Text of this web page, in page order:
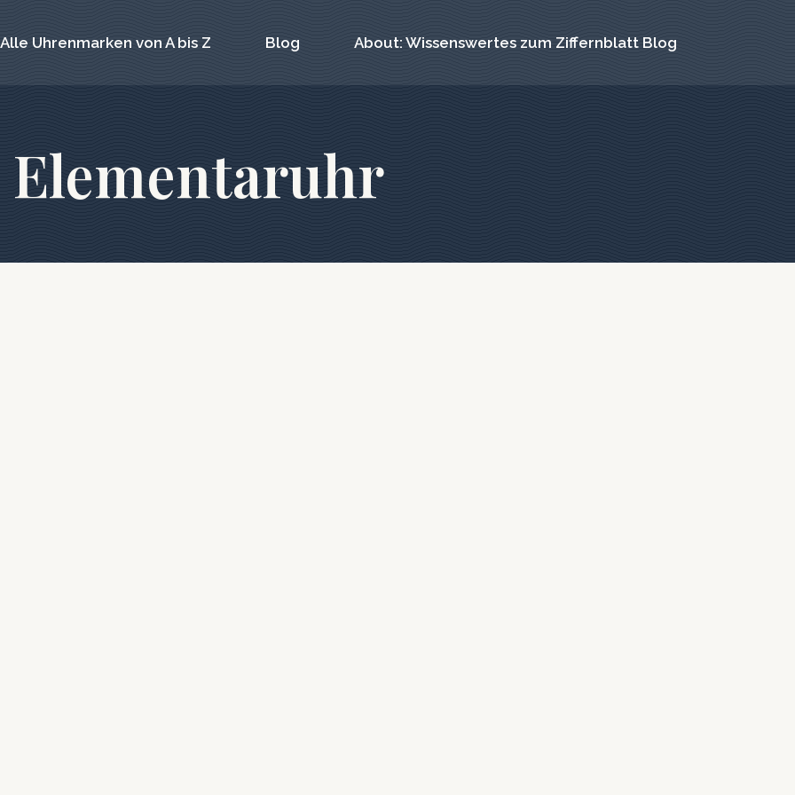
Alle Uhrenmarken von A bis Z Blog About: Wissenswertes zum Ziffernblatt Blog
Elementaruhr